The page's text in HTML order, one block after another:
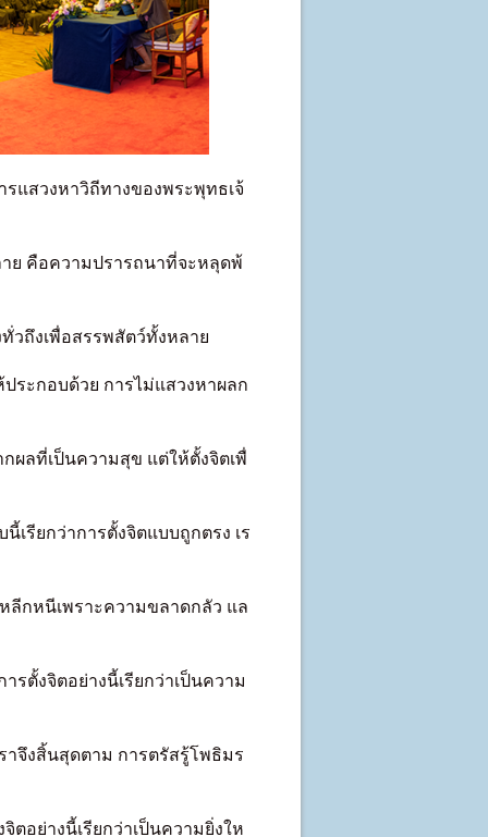
รแสวงหาวิถีทางของพระพุทธเจ้
ย คือความปรารถนาที่จะหลุดพ้
วถึงเพื่อสรรพสัตว์ทั้งหลาย
ระกอบด้วย การไม่แสวงหาผลก
ผลที่เป็นความสุข แต่ให้ตั้งจิตเพื่
เรียกว่าการตั้งจิตแบบถูกตรง เร
กหนีเพราะความขลาดกลัว แล
ตั้งจิตอย่างนี้เรียกว่าเป็นความ
จึงสิ้นสุดตาม การตรัสรู้โพธิมร
ตอย่างนี้เรียกว่าเป็นความยิ่งให